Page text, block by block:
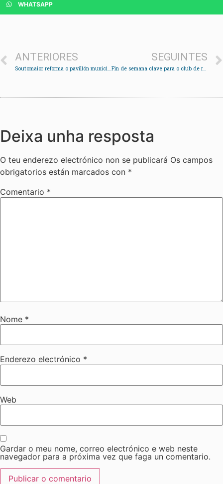
WHATSAPP
ANTERIORES
Soutomaior reforma o pavillón municipal da Montesiña con parqué de faia nova iluminación
SEGUINTES
Fin de semana clave para o club de remo Cesantes, a un paso da fase de ascenso á LGA
Deixa unha resposta
O teu enderezo electrónico non se publicará Os campos
obrigatorios están marcados con *
Comentario *
Nome *
Enderezo electrónico *
Web
Gardar o meu nome, correo electrónico e web neste
navegador para a próxima vez que faga un comentario.